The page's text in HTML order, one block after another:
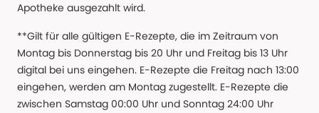
Apotheke ausgezahlt wird.
**Gilt für alle gültigen E-Rezepte, die im Zeitraum von
Montag bis Donnerstag bis 20 Uhr und Freitag bis 13 Uhr
digital bei uns eingehen. E-Rezepte die Freitag nach 13:00
eingehen, werden am Montag zugestellt. E-Rezepte die
zwischen Samstag 00:00 Uhr und Sonntag 24:00 Uhr